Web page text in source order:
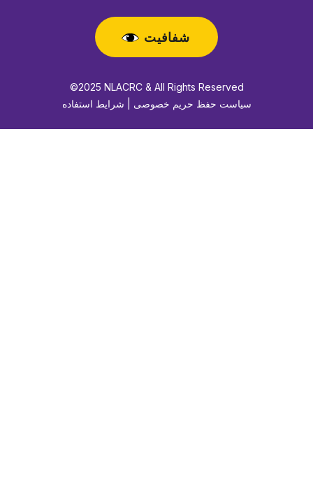
شفافیت
©2025 NLACRC & All Rights Reserved
سیاست حفظ حریم خصوصی | شرایط استفاده